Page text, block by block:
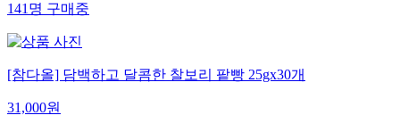
141 명 구매중
[참다올] 담백하고 달콤한 찰보리 팥빵 25gx30개
31,000원